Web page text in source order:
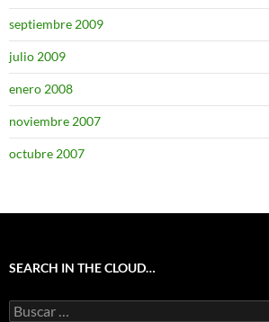
septiembre 2009
julio 2009
enero 2008
noviembre 2007
octubre 2007
SEARCH IN THE CLOUD…
Buscar: